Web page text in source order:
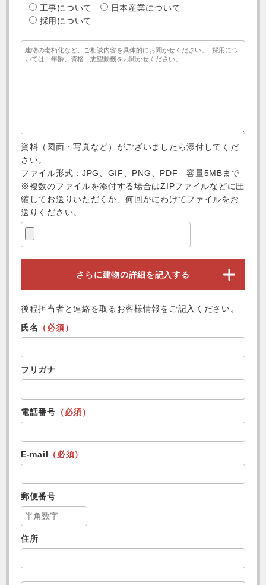
工事について
日本産業について
採用について
資料（図面・写真など）がございましたら添付してくだ
さい。
ファイル形式：JPG、GIF、PNG、PDF 容量5MBまで
※複数のファイルを添付する場合はZIPファイルなどに圧
縮してお送りいただくか、何回かにわけてファイルをお
送りください。
さらに建物の詳細を記入する
後程担当者と連絡を取るお客様情報をご記入ください。
氏名 （必須）
フリガナ
電話番号 （必須）
E-mail （必須）
郵便番号
住所